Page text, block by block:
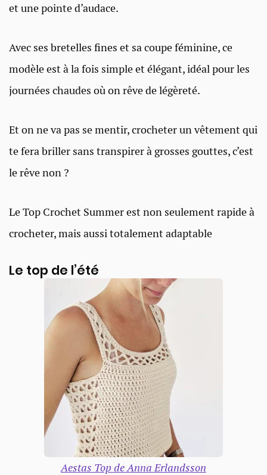
et une pointe d’audace.
Avec ses bretelles fines et sa coupe féminine, ce
modèle est à la fois simple et élégant, idéal pour les
journées chaudes où on rêve de légèreté.
Et on ne va pas se mentir, crocheter un vêtement qui
te fera briller sans transpirer à grosses gouttes, c’est
le rêve non ?
Le Top Crochet Summer est non seulement rapide à
crocheter, mais aussi totalement adaptable
Le top de l’été
Aestas Top de Anna Erlandsson